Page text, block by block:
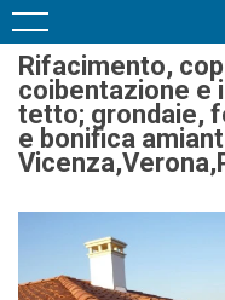
Rifacimento,
coibentazione e
tetto; grondaie,
e bonifica